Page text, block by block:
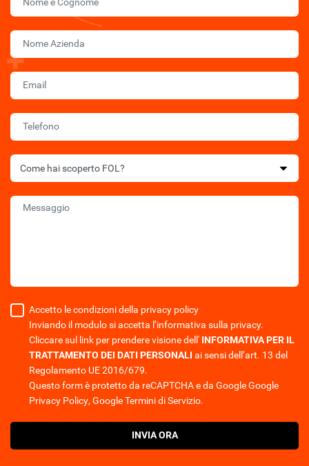
Accetto le condizioni della privacy policy
Inviando il modulo si accetta l’informativa sulla privacy.
Cliccare sul link per prendere visione dell' INFORMATIVA PER IL
TRATTAMENTO DEI DATI PERSONALI ai sensi dell’art. 13 del
Regolamento UE 2016/679.
Questo form è protetto da reCAPTCHA e da GoogleGoogle
Privacy Policy,Google Termini di Servizio.
INVIA ORA